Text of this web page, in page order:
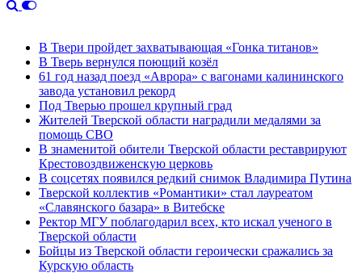
В Твери пройдет захватывающая «Гонка титанов»
В Тверь вернулся поющий козёл
61 год назад поезд «Аврора» с вагонами калининского
завода установил рекорд
Под Тверью прошел крупный град
Жителей Тверской области наградили медалями за
помощь СВО
В знаменитой обители Тверской области реставрируют
Крестовоздвиженскую церковь
В соцсетях появился редкий снимок Владимира Путина
Тверской коллектив «Романтики» стал лауреатом
«Славянского базара» в Витебске
Ректор МГУ поблагодарил всех, кто искал ученого в
Тверской области
Бойцы из Тверской области героически сражались за
Курскую область